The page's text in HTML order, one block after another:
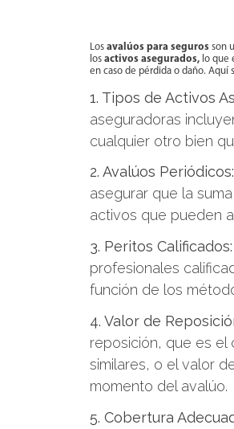
Los avalúos para seguros son
los activos asegurados, lo que
en caso de pérdida o daño. Aquí
1. Tipos de Activos
aseguradoras
cualquier otro bien
2. Avalúos Periódicos:
asegurar que la
activos que pueden
3. Peritos Calificados:
profesionales
función de los
4. Valor de
reposición, que es
similares, o el valor
momento del avalúo.
5. Cobertura